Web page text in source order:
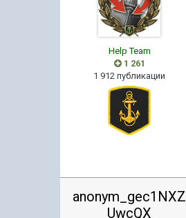
Help Team
1 261
1 912 публикации
anonym_gec1NXZ
UwcQX